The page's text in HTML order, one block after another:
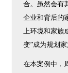
合。虽然会有
企业和背后的
上环境和家族
变”成为规划家
在本案例中，